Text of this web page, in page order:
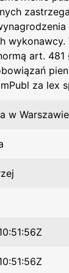
art.
za lex
w Warszawie